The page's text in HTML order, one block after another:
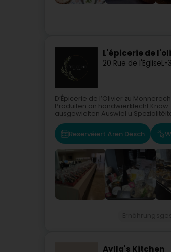
L'épicerie de
20 Rue de l'EgliseL-
D’Épicerie de l’Olivier zu
Produiten an handwierklecht
ausgewielten Auswiel u
Reservéiert Ären Dësch
Aylla's Kitchen